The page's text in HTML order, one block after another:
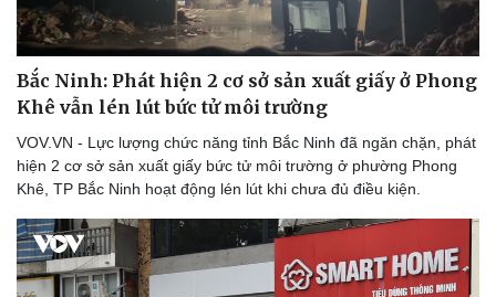
Bóng đá
Lịch thi đấu bóng đá
eSports
Hậu trường
Ô tô - Xe máy
Ô tô
Xe máy
Bắc Ninh: Phát hiện 2 cơ sở sản xuất giấy ở Phong
Khê vẫn lén lút bức tử môi trường
VOV.VN - Lực lượng chức năng tỉnh Bắc Ninh đã ngăn chặn, phát
hiện 2 cơ sở sản xuất giấy bức tử môi trường ở phường Phong
Khê, TP Bắc Ninh hoạt động lén lút khi chưa đủ điều kiện.